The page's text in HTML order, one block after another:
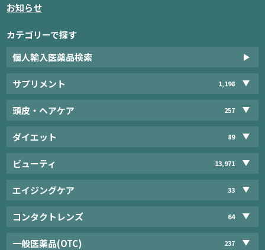
お知らせ
カテゴリーで探す
個人輸入医薬品検索
サプリメント 1,198
頭皮・ヘアケア 257
ダイエット 89
ビューティ 13,971
エイジングケア 33
コンタクトレンズ 64
一般医薬品(OTC) 237